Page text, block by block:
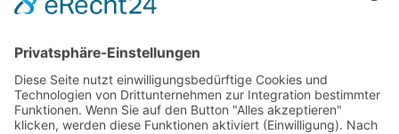
erwerben!
6. Juli 2026 - 7:57